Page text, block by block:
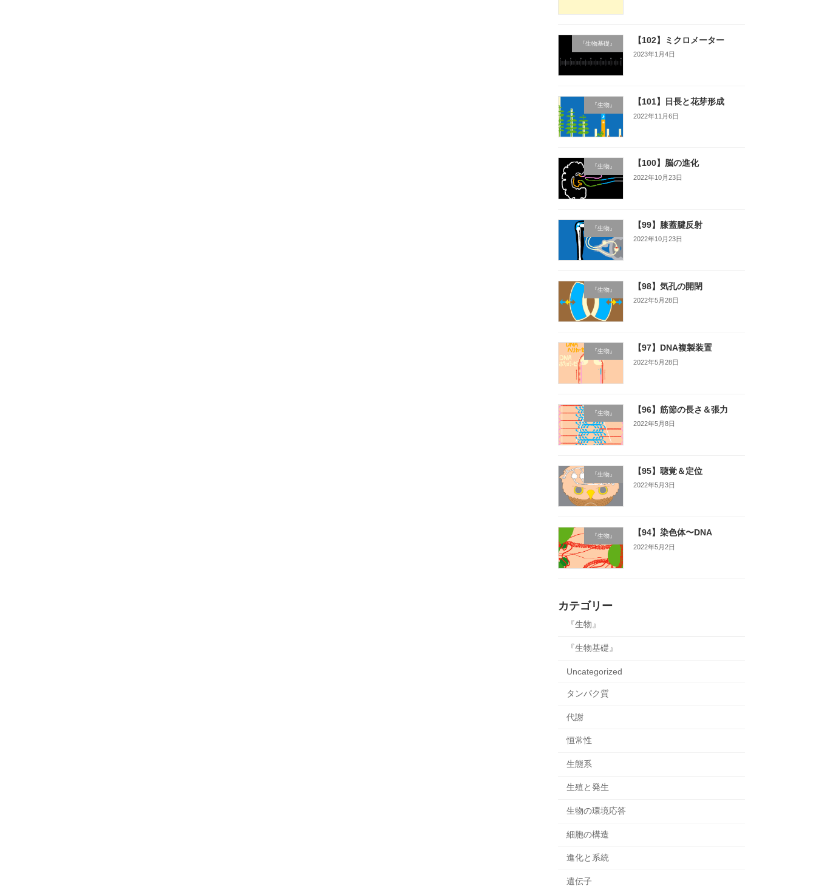
『生物基礎』 【102】ミクロメーター
2023年1月4日
『生物』 【101】日長と花芽形成
2022年11月6日
『生物』 【100】脳の進化
2022年10月23日
『生物』 【99】膝蓋腱反射
2022年10月23日
『生物』 【98】気孔の開閉
2022年5月28日
『生物』 【97】DNA複製装置
2022年5月28日
『生物』 【96】筋節の長さ＆張力
2022年5月8日
『生物』 【95】聴覚＆定位
2022年5月3日
『生物』 【94】染色体〜DNA
2022年5月2日
カテゴリー
『生物』
『生物基礎』
Uncategorized
タンパク質
代謝
恒常性
生態系
生殖と発生
生物の環境応答
細胞の構造
進化と系統
遺伝子